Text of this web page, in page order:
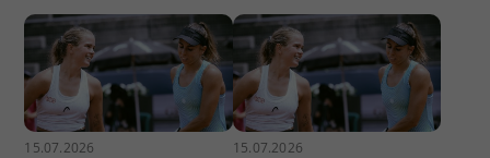
15.07.2026 15.07.2026